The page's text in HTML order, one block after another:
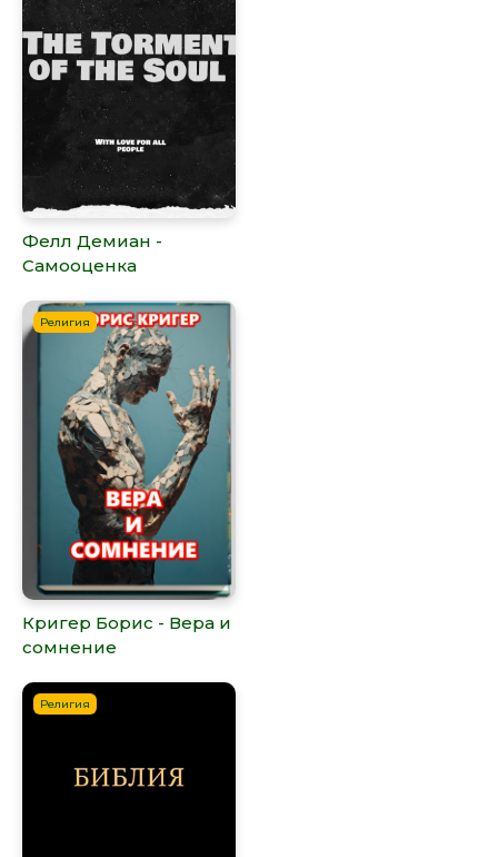
Фелл Демиан -
Самооценка
Религия
Кригер Борис - Вера и
сомнение
Религия